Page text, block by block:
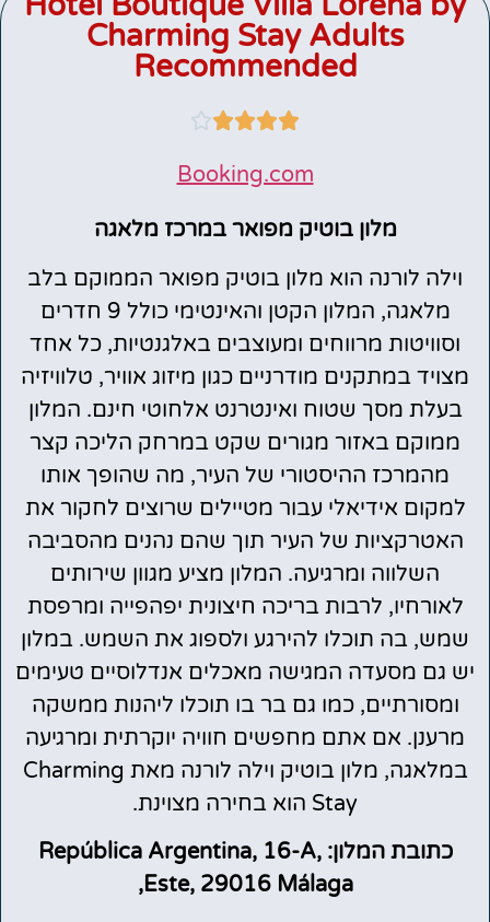
Charming Stay Adults
Recommended





Booking.com
מלון בוטיק מפואר במרכז מלאגה
וילה לורנה הוא מלון בוטיק מפואר הממוקם בלב
מלאגה, המלון הקטן והאינטימי כולל 9 חדרים
וסוויטות מרווחים ומעוצבים באלגנטיות, כל אחד
מצויד במתקנים מודרניים כגון מיזוג אוויר, טלוויזיה
בעלת מסך שטוח ואינטרנט אלחוטי חינם. המלון
ממוקם באזור מגורים שקט במרחק הליכה קצר
מהמרכז ההיסטורי של העיר, מה שהופך אותו
למקום אידיאלי עבור מטיילים שרוצים לחקור את
האטרקציות של העיר תוך שהם נהנים מהסביבה
השלווה ומרגיעה. המלון מציע מגוון שירותים
לאורחיו, לרבות בריכה חיצונית יפהפייה ומרפסת
שמש, בה תוכלו להירגע ולספוג את השמש. במלון
יש גם מסעדה המגישה מאכלים אנדלוסיים טעימים
ומסורתיים, כמו גם בר בו תוכלו ליהנות ממשקה
מרענן. אם אתם מחפשים חוויה יוקרתית ומרגיעה
במלאגה, מלון בוטיק וילה לורנה מאת Charming
Stay הוא בחירה מצוינת.
כתובת המלון: República Argentina, 16-A,
Este, 29016 Málaga,